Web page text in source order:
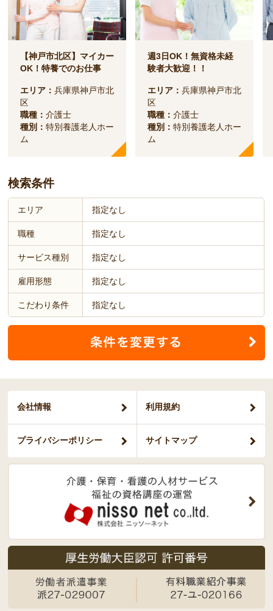
【神戸市北区】マイカー
OK！特養でのお仕事
エリア：兵庫県神戸市北
区
職種：介護士
種別：特別養護老人ホー
ム
週3日OK！無資格未経
験者大歓迎！！
エリア：兵庫県神戸市北
区
職種：介護士
種別：特別養護老人ホー
ム
検索条件
エリア 指定なし
職種 指定なし
サービス種別 指定なし
雇用形態 指定なし
こだわり条件 指定なし
会社情報 利用規約
プライバシーポリシー サイトマップ